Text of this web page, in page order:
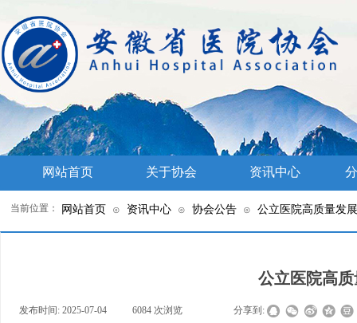
网站首页 关于协会 资讯中心
网站首页 ⊙ 资讯中心 ⊙ 协会公告 ⊙ 公立医院高质量发
当前位置：
公立医院高
发布时间: 2025-07-04 6084 次浏览 分享到: